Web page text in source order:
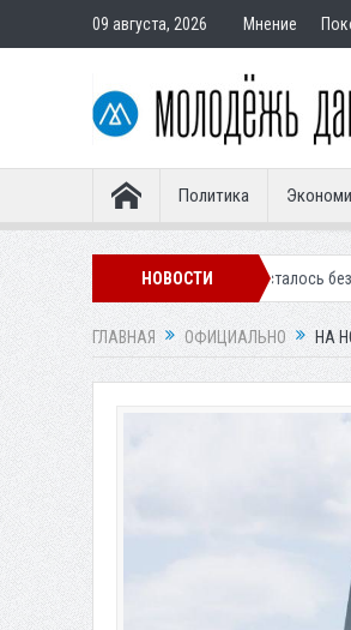
09 августа, 2026 Мнение
Политика
НОВОСТИ
«Динамо» осталось без словенского
ГЛАВНАЯ ОФИЦИАЛЬНО НА